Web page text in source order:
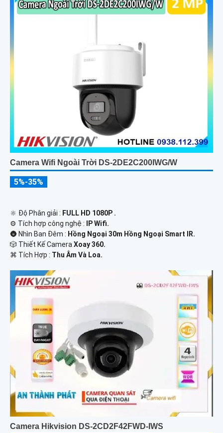
Camera Wifi Ngoài Trời DS-2DE2C200IWG/W
5%-35%
🔆 Độ Phân giải : FULL HD 1080P .
⚙ Tích hợp công nghệ :
IP Wifi.
🌚 Nhìn Ban Đêm : Hồng Ngoại 30m Hồng Ngoại Smart IR.
🎲 Thiết Kế Camera Xoay 360.
️⌘ Tích Hợp : Thu Âm Và Loa.
Camera Hikvision DS-2CD2F42FWD-IWS